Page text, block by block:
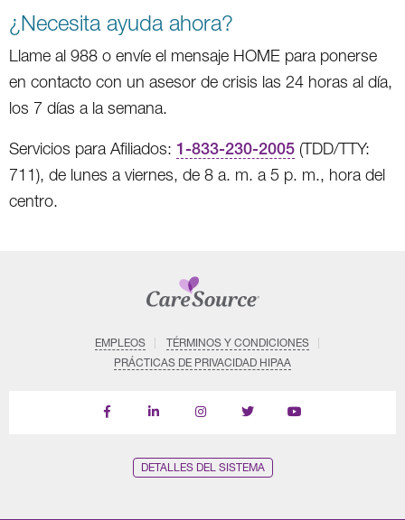
¿Necesita ayuda ahora?
Llame al 988 o envíe el mensaje HOME para ponerse
en contacto con un asesor de crisis las 24 horas al día,
los 7 días a la semana.
Servicios para Afiliados: 1-833-230-2005 (TDD/TTY:
711), de lunes a viernes, de 8 a. m. a 5 p. m., hora del
centro.
EMPLEOS
TÉRMINOS Y CONDICIONES
PRÁCTICAS DE PRIVACIDAD HIPAA
Find
Follow
Follow
Follow
Subscribe
DETALLES DEL SISTEMA